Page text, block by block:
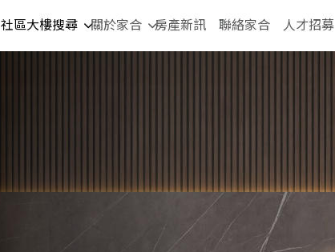
社區大樓搜尋 關於家合 房產新訊 聯絡家合 人才招募